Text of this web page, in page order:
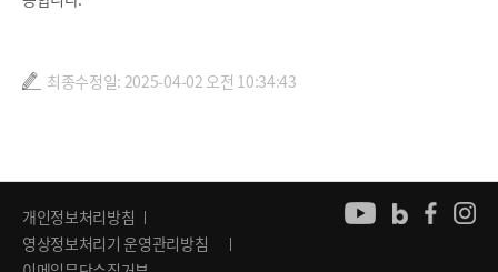
최종수정일: 2025-04-02 오전 10:34:43
개인정보처리방침
영상정보처리기 운영관리방침